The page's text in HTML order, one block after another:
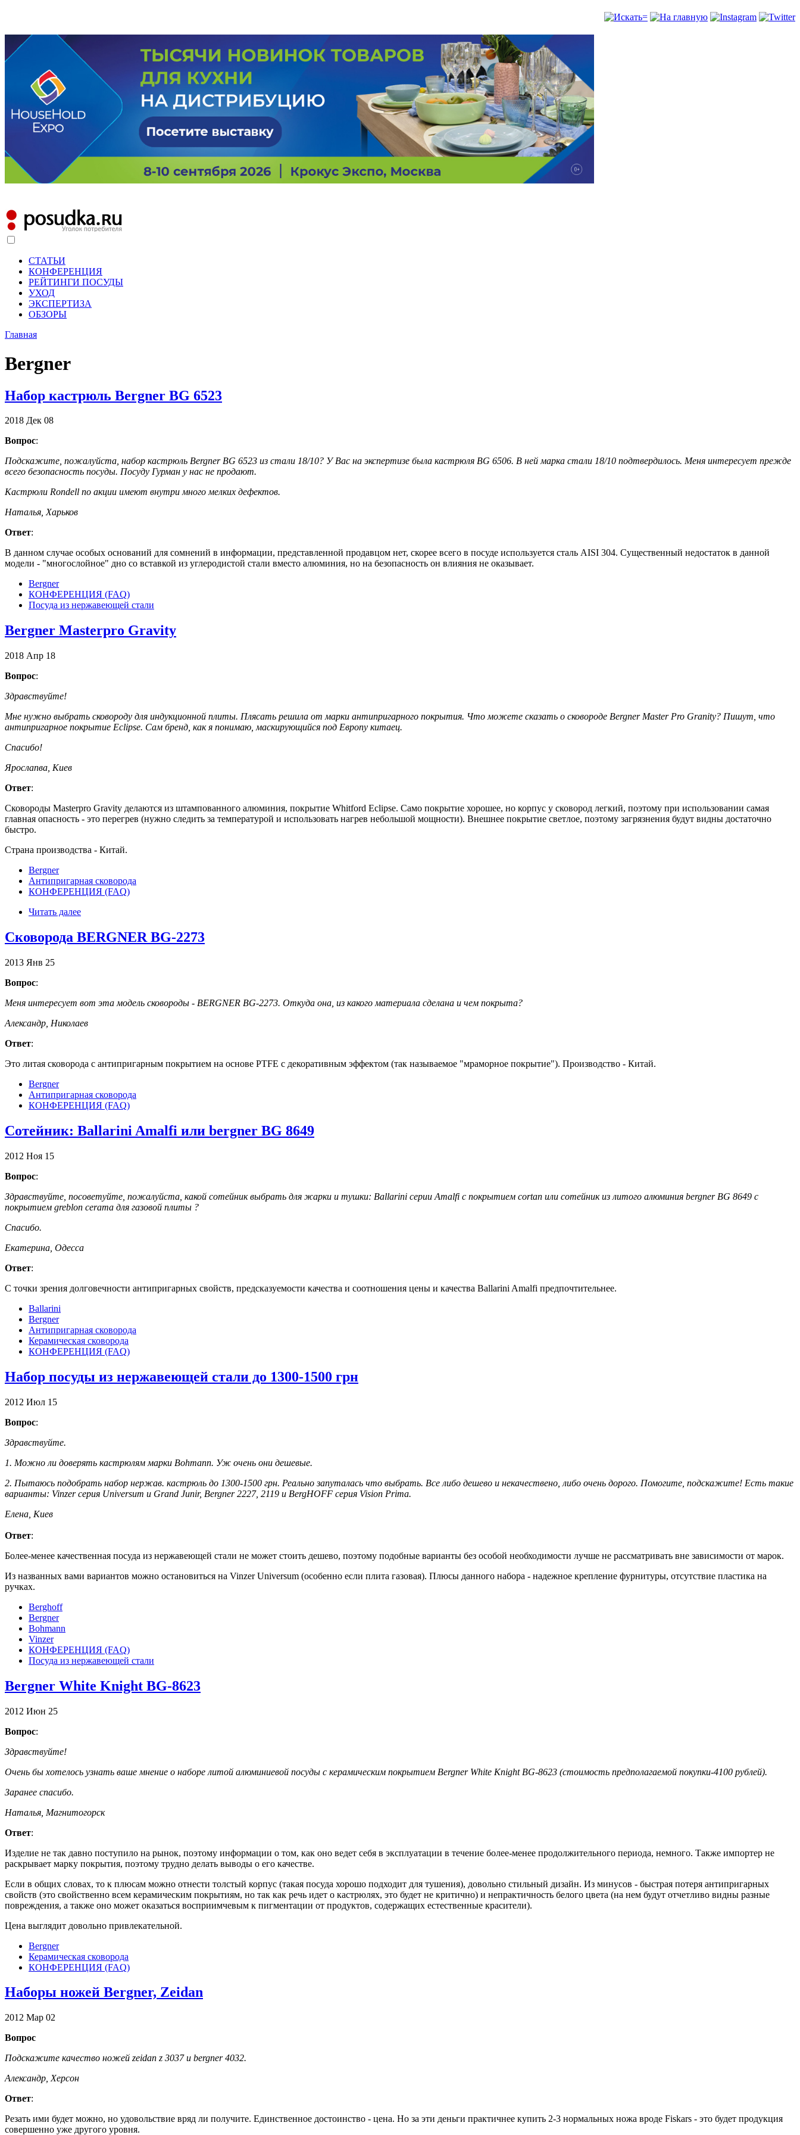
СТАТЬИ
КОНФЕРЕНЦИЯ
РЕЙТИНГИ ПОСУДЫ
УХОД
ЭКСПЕРТИЗА
ОБЗОРЫ
Главная
Bergner
Набор кастрюль Bergner BG 6523
2018 Дек 08
Вопрос:
Подскажите, пожалуйста, набор кастрюль Bergner BG 6523 из стали 18/10? У Вас на экспертизе была кастрюля BG 6506. В ней марка стали 18/10 подтвердилось. Меня интересует прежде
всего безопасность посуды. Посуду Гурман у нас не продают.
Кастрюли Rondell по акции имеют внутри много мелких дефектов.
Наталья, Харьков
Ответ:
В данном случае особых оснований для сомнений в информации, представленной продавцом нет, скорее всего в посуде используется сталь AISI 304. Существенный недостаток в данной
модели - "многослойное" дно со вставкой из углеродистой стали вместо алюминия, но на безопасность он влияния не оказывает.
Bergner
КОНФЕРЕНЦИЯ (FAQ)
Посуда из нержавеющей стали
Bergner Masterpro Gravity
2018 Апр 18
Вопрос:
Здравствуйте!
Мне нужно выбрать сковороду для индукционной плиты. Плясать решила от марки антипригарного покрытия. Что можете сказать о сковороде Bergner Master Pro Granity? Пишут, что
антипригарное покрытие Eclipse. Сам бренд, как я понимаю, маскирующийся под Европу китаец.
Спасибо!
Ярослапва, Киев
Ответ:
Сковороды Masterpro Gravity делаются из штампованного алюминия, покрытие Whitford Eclipse. Само покрытие хорошее, но корпус у сковород легкий, поэтому при использовании самая
главная опасность - это перегрев (нужно следить за температурой и использовать нагрев небольшой мощности). Внешнее покрытие светлое, поэтому загрязнения будут видны достаточно
быстро.
Страна производства - Китай.
Bergner
Антипригарная сковорода
КОНФЕРЕНЦИЯ (FAQ)
Читать далее
Cковорода BERGNER BG-2273
2013 Янв 25
Вопрос:
Меня интересует вот эта модель сковороды - BERGNER BG-2273. Откуда она, из какого материала cделана и чем покрыта?
Александр, Николаев
Ответ:
Это литая сковорода с антипригарным покрытием на основе PTFE с декоративным эффектом (так называемое "мраморное покрытие"). Производство - Китай.
Bergner
Антипригарная сковорода
КОНФЕРЕНЦИЯ (FAQ)
Сотейник: Ballarini Amalfi или bergner BG 8649
2012 Ноя 15
Вопрос:
Здравствуйте, посоветуйте, пожалуйста, какой сотейник выбрать для жарки и тушки: Ballarini серии Amalfi с покрытием cortan или сотейник из литого алюминия bergner BG 8649 с
покрытием greblon cerama для газовой плиты ?
Спасибо.
Екатерина, Одесса
Ответ:
С точки зрения долговечности антипригарных свойств, предсказуемости качества и соотношения цены и качества Ballarini Amalfi предпочтительнее.
Ballarini
Bergner
Антипригарная сковорода
Керамическая сковорода
КОНФЕРЕНЦИЯ (FAQ)
Набор посуды из нержавеющей стали до 1300-1500 грн
2012 Июл 15
Вопрос:
Здравствуйте.
1. Можно ли доверять кастрюлям марки Bohmann. Уж очень они дешевые.
2. Пытаюсь подобрать набор нержав. кастрюль до 1300-1500 грн. Реально запуталась что выбрать. Все либо дешево и некачествено, либо очень дорого. Помогите, подскажите! Есть такие
варианты: Vinzer cерия Universum и Grand Junir, Bergner 2227, 2119 и BergHOFF серия Vision Prima.
Елена, Киев
Ответ:
Более-менее качественная посуда из нержавеющей стали не может стоить дешево, поэтому подобные варианты без особой необходимости лучше не рассматривать вне зависимости от марок.
Из названных вами вариантов можно остановиться на Vinzer Universum (особенно если плита газовая). Плюсы данного набора - надежное крепление фурнитуры, отсутствие пластика на
ручках.
Berghoff
Bergner
Bohmann
Vinzer
КОНФЕРЕНЦИЯ (FAQ)
Посуда из нержавеющей стали
Bergner White Knight BG-8623
2012 Июн 25
Вопрос:
Здравствуйте!
Очень бы хотелось узнать ваше мнение о наборе литой алюминиевой посуды с керамическим покрытием Bergner White Knight BG-8623 (стоимость предполагаемой покупки-4100 рублей).
Заранее спасибо.
Наталья, Магнитогорск
Ответ:
Изделие не так давно поступило на рынок, поэтому информации о том, как оно ведет себя в эксплуатации в течение более-менее продолжительного периода, немного. Также импортер не
раскрывает марку покрытия, поэтому трудно делать выводы о его качестве.
Если в общих словах, то к плюсам можно отнести толстый корпус (такая посуда хорошо подходит для тушения), довольно стильный дизайн. Из минусов - быстрая потеря антипригарных
свойств (это свойственно всем керамическим покрытиям, но так как речь идет о кастрюлях, это будет не критично) и непрактичность белого цвета (на нем будут отчетливо видны разные
повреждения, а также оно может оказаться восприимчевым к пигментации от продуктов, содержащих естественные красители).
Цена выглядит довольно привлекательной.
Bergner
Керамическая сковорода
КОНФЕРЕНЦИЯ (FAQ)
Наборы ножей Bergner, Zeidan
2012 Мар 02
Вопрос
Подскажите качество ножей zeidan z 3037 и bergner 4032.
Александр, Херсон
Ответ:
Резать ими будет можно, но удовольствие вряд ли получите. Единственное достоинство - цена. Но за эти деньги практичнее купить 2-3 нормальных ножа вроде Fiskars - это будет продукция
совершенно уже другого уровня.